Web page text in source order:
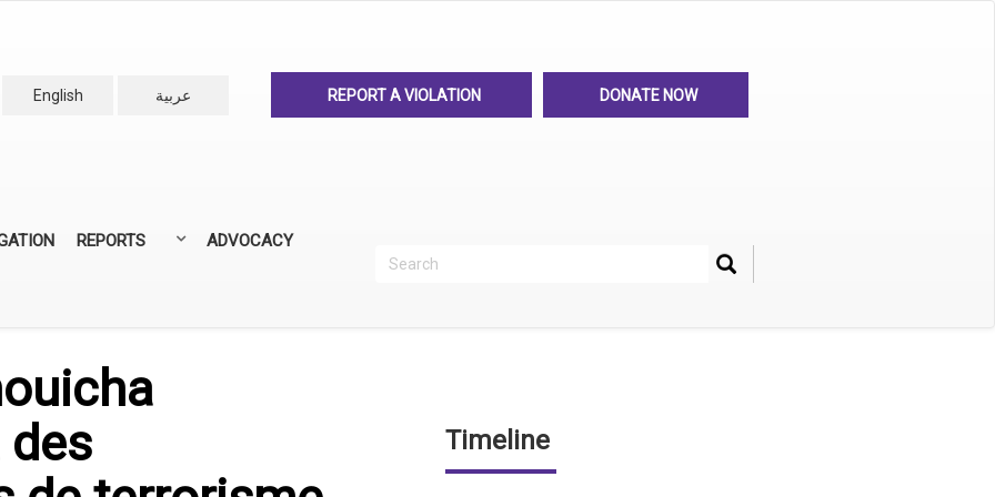
English
عربية REPORT A VIOLATION DONATE NOW
REPORTS ADVOCACY
Search Search
Timeline